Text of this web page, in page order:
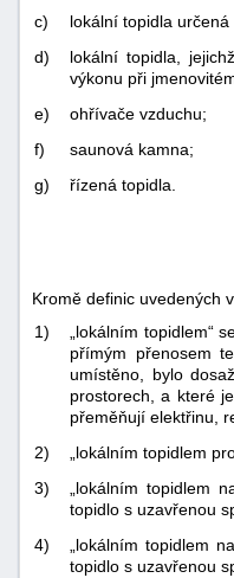
c)
lokální topidla
d)
lokální topidla,
výkonu při
e)
ohřívače vzduchu;
f)
saunová kamna;
g)
řízená topidla.
Kromě definic uvedených
1)
„lokálním topidlem“
přímým přenosem
umístěno, bylo
prostorech, a které
přeměňují elektřinu,
2)
„lokálním topidlem
3)
„lokálním topidlem
topidlo s uzavřenou
4)
„lokálním topidlem
topidlo s uzavřenou